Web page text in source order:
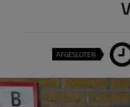
AFGESLOTEN